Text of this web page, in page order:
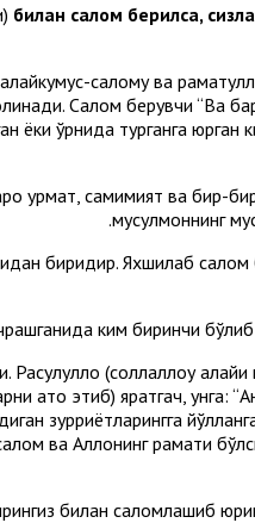
билан салом берилса,
салому ва
Салом берувчи “Ва
ёки ўрнида турганга
самимият ва бир-
мусулмоннинг
биридир. Яхшилаб
ким биринчи
Расулуллоҳ (соллаллоҳу
ато этиб) яратгач, унга:
зурриётларингга
ва Аллоҳнинг раҳмати
билан саломлашиб